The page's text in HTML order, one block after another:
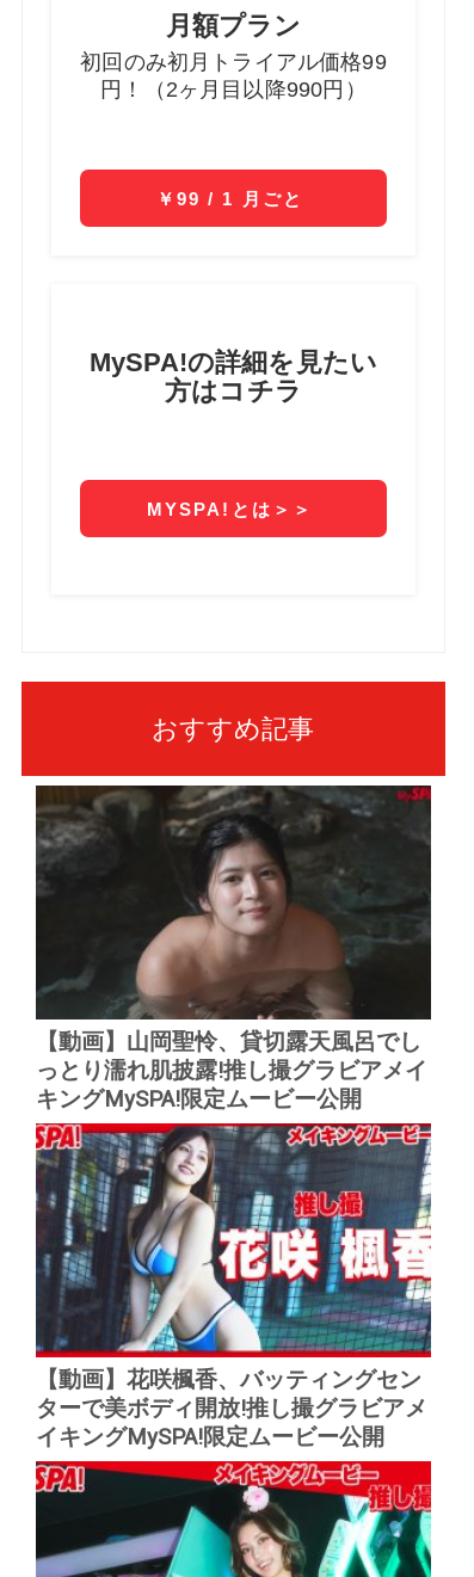
おすすめ記事
【動画】山岡聖怜、貸切露天風呂でし
っとり濡れ肌披露!推し撮グラビアメイ
キングMySPA!限定ムービー公開
【動画】花咲楓香、バッティングセン
ターで美ボディ開放!推し撮グラビアメ
イキングMySPA!限定ムービー公開